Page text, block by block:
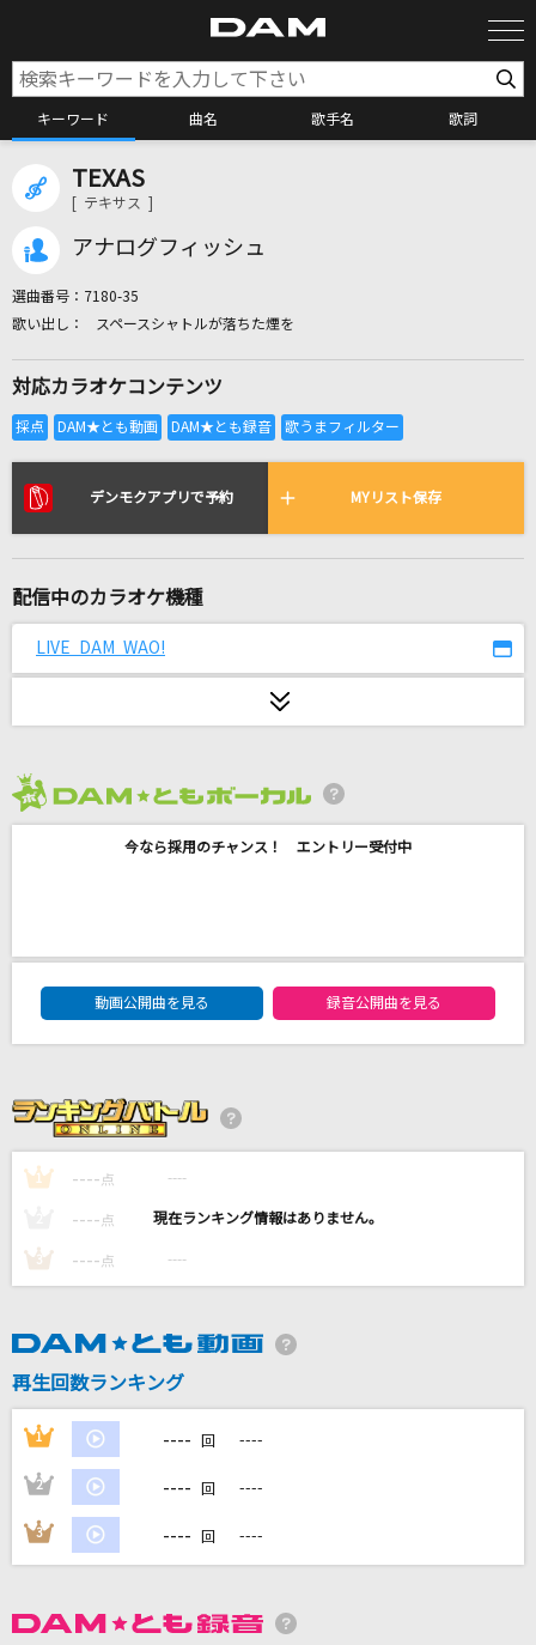
キーワード 曲名 歌手名 歌詞
全国りれき
リアルタイムで歌われている曲の一覧
[生音]恋する街角
KISS OF LIFE
Dreaming Sheep
薬師丸ひろ子
[プロオケ]I LOVE YOU
お子さまプレート
高橋ひろ
カラオケ最新情報をチェック！
TEXAS
[ テキサス ]
アナログフィッシュ
選曲番号： 7180-35
スペースシャトルが落ちた煙を
対応カラオケコンテンツ
デンモクアプリで予約 MYリスト保存
配信中のカラオケ機種
LIVE DAM WAO!
今なら採用のチャンス！ エントリー受付中
DAM★ともボーカルエントリーランキング
動画公開曲を見る
録音公開曲を見る
1 ---- 点 ----
---- 点 ----
3 ---- 点 ----
再生回数ランキング
1 ---- 回 ----
2 ---- 回 ----
3 ---- 回 ----